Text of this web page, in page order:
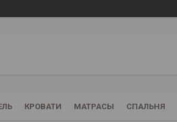
КРОВАТИ МАТРАСЫ СПАЛЬНЯ